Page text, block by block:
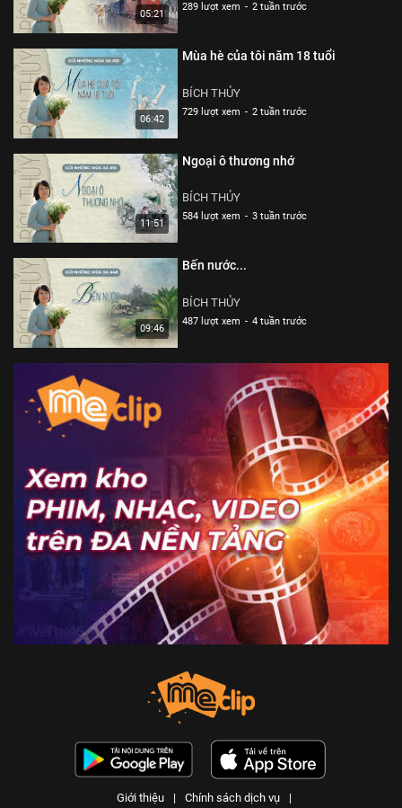
05:21
289 lượt xem - 2 tuần trước
06:42
Mùa hè của tôi năm 18 tuổi
BÍCH THỦY
729 lượt xem - 2 tuần trước
11:51
Ngoại ô thương nhớ
BÍCH THỦY
584 lượt xem - 3 tuần trước
09:46
Bến nước...
BÍCH THỦY
487 lượt xem - 4 tuần trước
Giới thiệu | Chính sách dịch vụ |